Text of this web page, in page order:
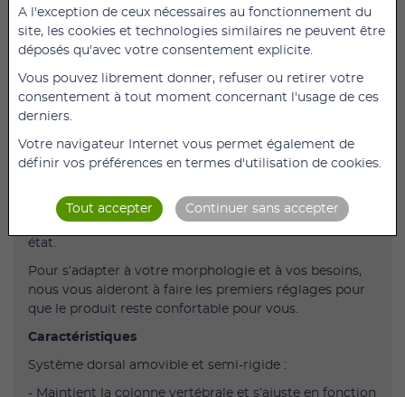
Le traitement de la douleur après un traumatisme, une
intervention chirurgicale ou d’une pathologie
spécifique (hernie discale, par exemple) ou chronique
(lumbago, fatigue musculaire…) peut nécessiter un
soutien orthopédique sous différentes formes
(ceinture lombaire, abdominale, de maternité…).
Dans cette section, vous trouverez notre catalogue de
produits pour soulager le dos, les abdominaux, et les
C’est votre professionnel de santé qui vous
recommandera le dispositif le mieux approprié à votre
état.
Pour s’adapter à votre morphologie et à vos besoins,
nous vous aideront à faire les premiers réglages pour
que le produit reste confortable pour vous.
Caractéristiques
Système dorsal amovible et semi-rigide :
- Maintient la colonne vertébrale et s’ajuste en fonction
A l'exception de ceux nécessaires au fonctionnement du
site, les cookies et technologies similaires ne peuvent être
déposés qu'avec votre consentement explicite.
Vous pouvez librement donner, refuser ou retirer votre
consentement à tout moment concernant l'usage de ces
derniers.
Votre navigateur Internet vous permet également de
définir vos préférences en termes d'utilisation de cookies.
Tout accepter Continuer sans accepter